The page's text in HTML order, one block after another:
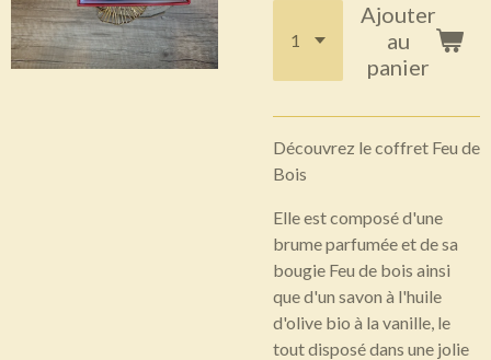
Ajouter
au
panier
Découvrez le coffret Feu de
Bois
Elle est composéd'une
brume parfumée et de sa
bougie Feu de bois ainsi
que d'un savon à l'huile
d'olive bio à la vanille, le
tout disposé dans une jolie